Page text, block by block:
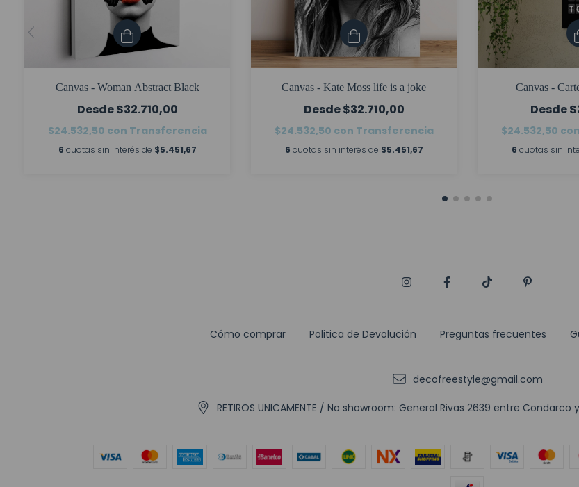
Canvas - Woman Abstract Black
$32.710,00
$24.532,50 con Transferencia
6 cuotas sin interés de $5.451,67
Canvas - Kate Moss life is a joke
$32.710,00
$24.532,50 con Transferencia
6 cuotas sin interés de $5.451,67
Canvas -
$24.532,50 con
6 cuotas sin
Cómo comprar Politica de Devolución Preguntas frecuentes
decofreestyle@gmail.com
RETIROS UNICAMENTE / No showroom: General Rivas 2639 entre